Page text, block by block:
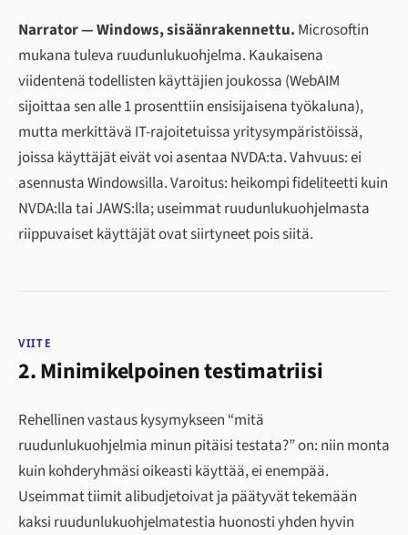
Narrator — Windows, sisäänrakennettu. Microsoftin
mukana tuleva ruudunlukuohjelma. Kaukaisena
viidentenä todellisten käyttäjien joukossa (WebAIM
sijoittaa sen alle 1 prosenttiin ensisijaisena työkaluna),
mutta merkittävä IT-rajoitetuissa yritysympäristöissä,
joissa käyttäjät eivät voi asentaa NVDA:ta. Vahvuus: ei
asennusta Windowsilla. Varoitus: heikompi fideliteetti kuin
NVDA:lla tai JAWS:lla; useimmat ruudunlukuohjelmasta
riippuvaiset käyttäjät ovat siirtyneet pois siitä.
VIITE
2. Minimikelpoinen testimatriisi
Rehellinen vastaus kysymykseen “mitä
ruudunlukuohjelmia minun pitäisi testata?” on: niin monta
kuin kohderyhmäsi oikeasti käyttää, ei enempää.
Useimmat tiimit alibudjetoivat ja päätyvät tekemään
kaksi ruudunlukuohjelmatestia huonosti yhden hyvin